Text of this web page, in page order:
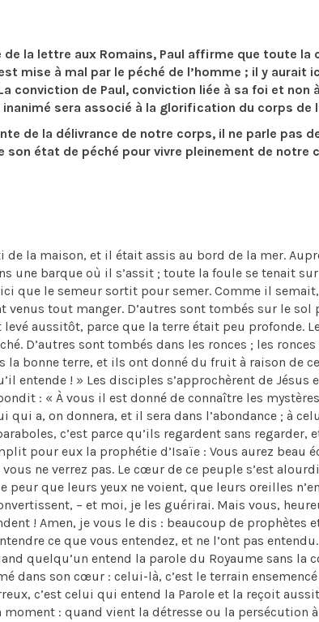
la lettre aux Romains, Paul affirme que toute
mise à mal par le péché de l’homme ; il y aurait
conviction de Paul, conviction liée à sa foi et
sera associé à la glorification du corps de
de la délivrance de notre corps, il ne parle pas
son état de péché pour vivre pleinement de
de la maison, et il était assis au bord de la mer.
une barque où il s’assit ; toute la foule se tenait
que le semeur sortit pour semer. Comme il
venus tout manger. D’autres sont tombés sur le sol
aussitôt, parce que la terre était peu profonde.
D’autres sont tombés dans les ronces ; les
la bonne terre, et ils ont donné du fruit à raison de
entende ! » Les disciples s’approchèrent de
: « À vous il est donné de connaître les
qui a, on donnera, et il sera dans l’abondance ; à
c’est parce qu’ils regardent sans regarder,
pour eux la prophétie d’Isaïe : Vous aurez beau
ne verrez pas. Le cœur de ce peuple s’est
peur que leurs yeux ne voient, que leurs oreilles
– et moi, je les guérirai. Mais vous,
! Amen, je vous le dis : beaucoup de prophètes
ce que vous entendez, et ne l’ont pas
quelqu’un entend la parole du Royaume sans la
dans son cœur : celui-là, c’est le terrain
c’est celui qui entend la Parole et la reçoit
moment : quand vient la détresse ou la persécution